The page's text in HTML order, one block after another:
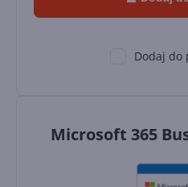
Dodaj do
Microsoft 365